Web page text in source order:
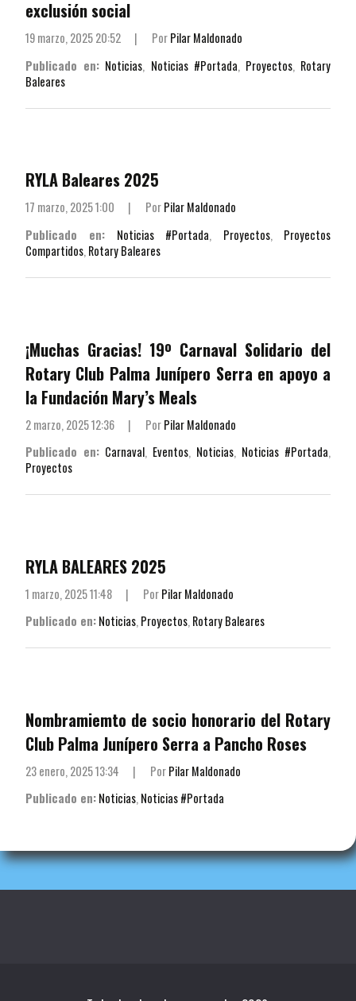
exclusión social
19 marzo, 2025 20:52 | PorPilar Maldonado
Publicado en: Noticias, Noticias #Portada, Proyectos, Rotary
Baleares
RYLA Baleares 2025
17 marzo, 2025 1:00 | PorPilar Maldonado
Publicado en:
Noticias #Portada, Proyectos, Proyectos
Compartidos, Rotary Baleares
¡Muchas Gracias! 19º Carnaval Solidario del
Rotary Club Palma Junípero Serra en apoyo a
la Fundación Mary’s Meals
2 marzo, 2025 12:36 | PorPilar Maldonado
Publicado en: Carnaval, Eventos, Noticias, Noticias #Portada,
Proyectos
RYLA BALEARES 2025
1 marzo, 2025 11:48 | PorPilar Maldonado
Publicado en:Noticias, Proyectos, Rotary Baleares
Nombramiemto de socio honorario del Rotary
Club Palma Junípero Serra a Pancho Roses
23 enero, 2025 13:34 | PorPilar Maldonado
Publicado en:Noticias,Noticias #Portada